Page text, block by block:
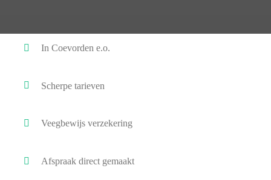
In Coevorden e.o.
Scherpe tarieven
Veegbewijs verzekering
Afspraak direct gemaakt